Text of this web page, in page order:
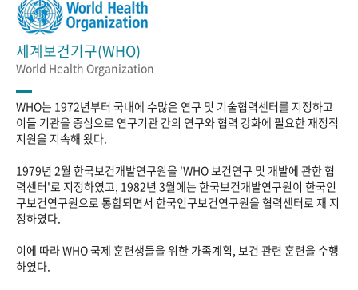
세계보건기구(WHO)
World Health Organization
WHO는 1972년부터 국내에 수많은 연구 및 기술협력센터를 지정하고
이들 기관을 중심으로 연구기관 간의 연구와 협력 강화에 필요한 재정적
지원을 지속해 왔다.
1979년 2월 한국보건개발연구원을 'WHO 보건연구 및 개발에 관한 협
력센터'로 지정하였고, 1982년 3월에는 한국보건개발연구원이 한국인
구보건연구원으로 통합되면서 한국인구보건연구원을 협력센터로 재 지
정하였다.
이에 따라 WHO 국제 훈련생들을 위한 가족계획, 보건 관련 훈련을 수행
하였다.